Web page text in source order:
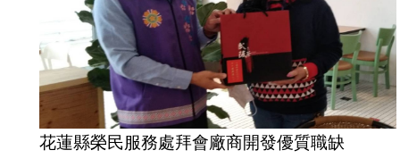
花蓮縣榮民服務處拜會廠商開發優質職缺